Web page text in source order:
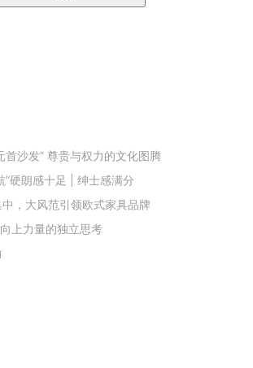
首沙发” 尊贵与权力的文化图腾
”硬朗感十足 | 绅士感满分
，大风范引领欧式家具品牌
上力量的独立思考